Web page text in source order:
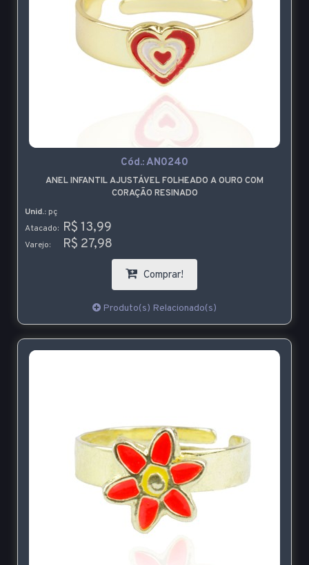
Cód.:AN0240
ANEL INFANTIL AJUSTÁVEL FOLHEADO A OURO COM
CORAÇÃO RESINADO
Unid.: pç
Atacado: R$ 13,99
Varejo: R$ 27,98
Comprar!
Produto(s) Relacionado(s)